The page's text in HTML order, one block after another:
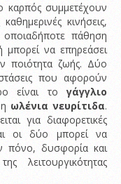
καρπός συμμετέχουν
κινήσεις,
οποιαδήποτε πάθηση
μπορεί να επηρεάσει
ποιότητα ζωής. Δύο
που αφορούν
είναι το γάγγλιο
ωλένια νευρίτιδα.
για διαφορετικές
οι δύο μπορεί να
πόνο, δυσφορία και
λειτουργικότητας